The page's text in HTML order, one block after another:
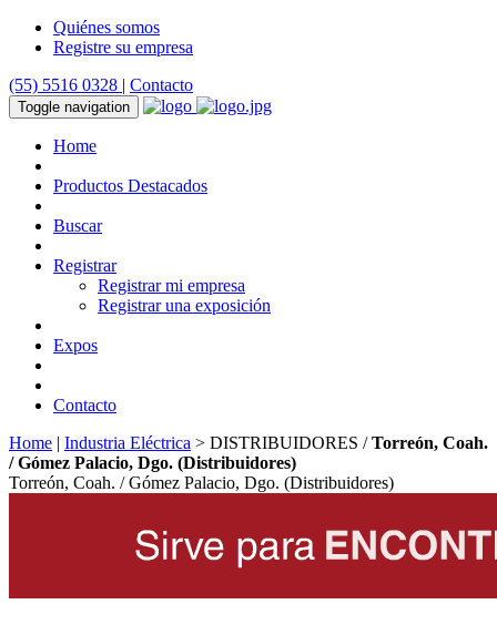
Quiénes somos
Registre su empresa
(55) 5516 0328 | Contacto
Toggle navigation
Home
Productos Destacados
Buscar
Registrar
Registrar mi empresa
Registrar una exposición
Expos
Contacto
Home | Industria Eléctrica > DISTRIBUIDORES /Torreón, Coah.
/ Gómez Palacio, Dgo. (Distribuidores)
Torreón, Coah. / Gómez Palacio, Dgo. (Distribuidores)